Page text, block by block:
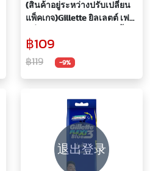
(สินค้าอยู่ระหว่างปรับเปลี่ยน
แพ็คเกจ)Gillette ยิลเลตต์ เฟล็
สำหรับผู้ชาย ด้ามมีด พร้อมใบ
มีด โกนขน โกนหนวด
฿109
฿119 -9%
退出登录